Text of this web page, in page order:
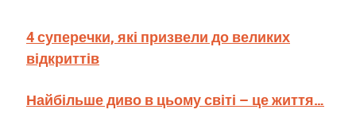
4 суперечки, які призвели до великих
відкриттів
Найбільше диво в цьому світі – це життя…